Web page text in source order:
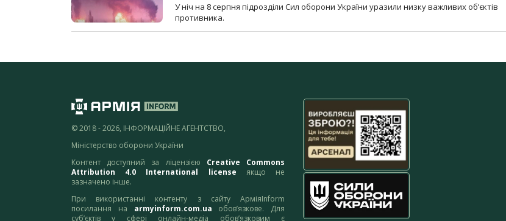
У ніч на 8 серпня підрозділи Сил оборони України уразили низку важливих об’єктів
противника.
© 2018 - 2026, ІНФОРМАЦІЙНЕ АГЕНТСТВО,
Міністерство оборони України
Контент доступний за ліцензією Creative Commons
Attribution 4.0 International license якщо не
зазначено інше.
При використанні контенту з сайту АрміяInform
посилання на armyinform.com.ua обов’язкове. Для
суб’єктів у сфері онлайн-медіа обов’язковим є